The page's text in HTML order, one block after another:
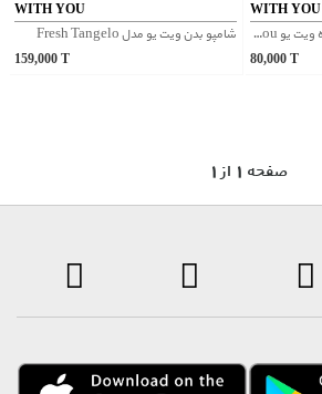
WITH YOU
شامپو بدن ویت یو مدل Fresh Tangelo
159,000T
WITH YOU
پک مسافرتی شامپو و نرم‌کننده ویت یو With You مدل Pink Peonies
80,000 T
1 صفحه 1 از